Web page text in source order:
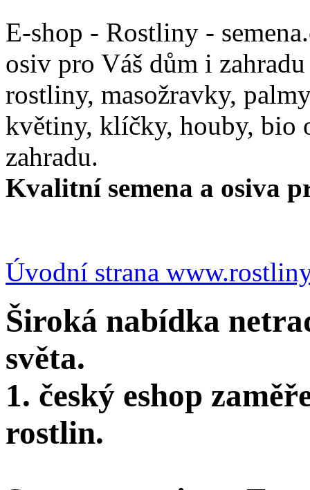
E-shop - Rostliny -
osiv pro Váš dům i
rostliny, masožravky,
květiny, klíčky, houby, bio
zahradu.
Kvalitní semena a osiva
Úvodní strana
Široká nabídka
světa.
1. český eshop
rostlin.